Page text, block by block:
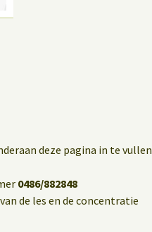
deze pagina in te vullen
0486/882848
de les en de concentratie